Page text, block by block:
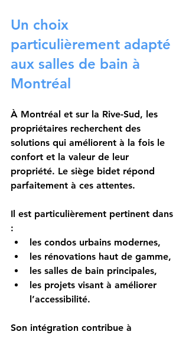
Un choix
particulièrement adapté
aux salles de bain à
Montréal
À Montréal et sur la Rive-Sud, les
propriétaires recherchent des
solutions qui améliorent à la fois le
confort et la valeur de leur
propriété. Le siège bidet répond
parfaitement à ces attentes.
Il est particulièrement pertinent dans
:
les condos urbains modernes,
les rénovations haut de gamme,
les salles de bain principales,
les projets visant à améliorer
l’accessibilité.
Son intégration contribue à